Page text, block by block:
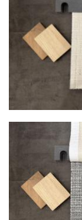
от
10 рабочих
при
ресурсов.
качества
реального
полную